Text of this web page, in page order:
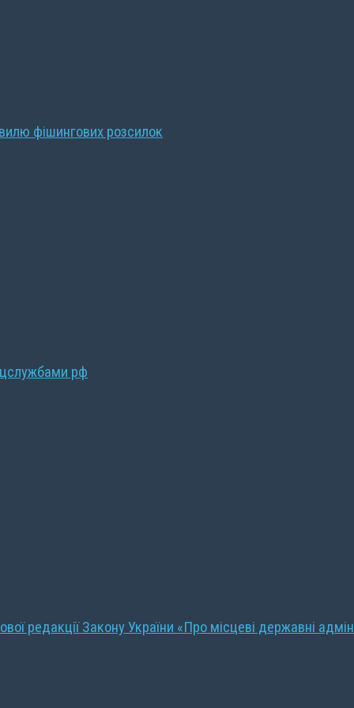
фішингових розсилок
рф
редакції Закону України «Про місцеві державні